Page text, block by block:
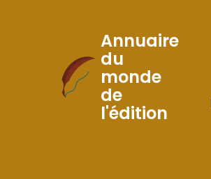
Skip
to
Content
Annuaire
du
monde
de
l'édition